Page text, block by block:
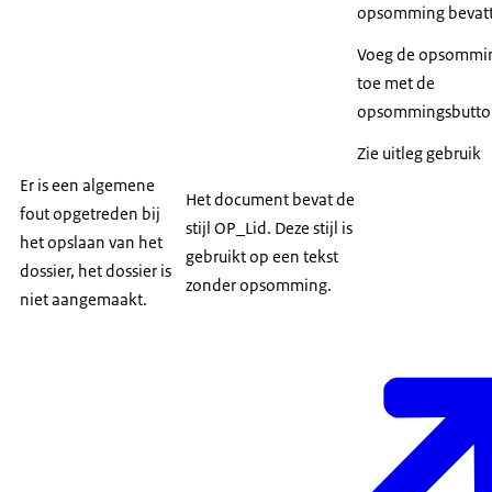
Er is een algemene
fout opgetreden bij
het opslaan van het
dossier, het dossier is
niet aangemaakt.
Het document bevat de
stijl OP_Lid. Deze stijl is
gebruikt op een tekst
zonder opsomming.
opsomming
Voeg de
toe met de
Zie uitleg gebruik